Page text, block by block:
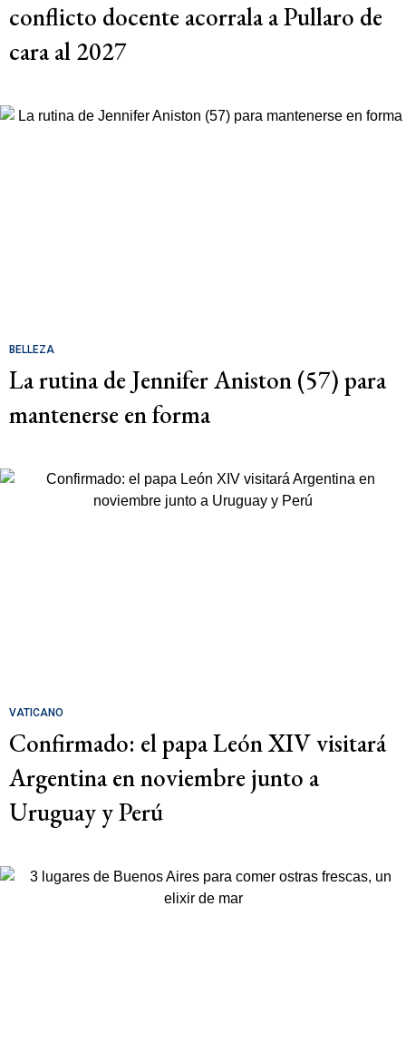
conflicto docente acorrala a Pullaro de
cara al 2027
BELLEZA
La rutina de Jennifer Aniston (57) para
mantenerse en forma
VATICANO
Confirmado: el papa León XIV visitará
Argentina en noviembre junto a
Uruguay y Perú